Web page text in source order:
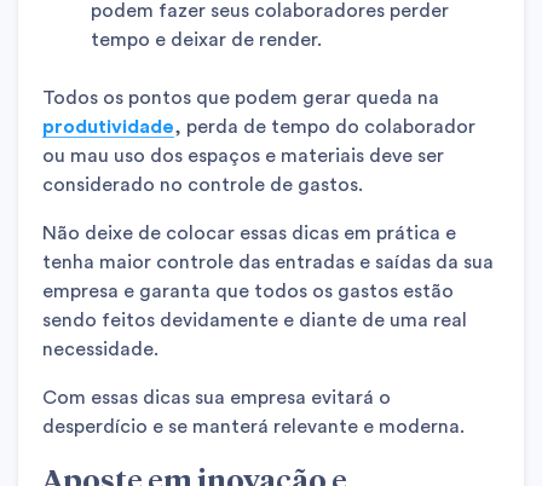
podem fazer seus colaboradores perder
tempo e deixar de render.
Todos os pontos que podem gerar queda na
produtividade, perda de tempo do colaborador
ou mau uso dos espaços e materiais deve ser
considerado no controle de gastos.
Não deixe de colocar essas dicas em prática e
tenha maior controle das entradas e saídas da sua
empresa e garanta que todos os gastos estão
sendo feitos devidamente e diante de uma real
necessidade.
Com essas dicas sua empresa evitará o
desperdício e se manterá relevante e moderna.